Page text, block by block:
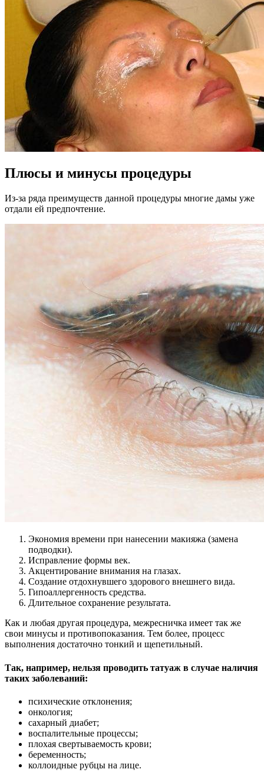
Плюсы и минусы процедуры
Из-за ряда преимуществ данной процедуры многие дамы уже
отдали ей предпочтение.
Экономия времени при нанесении макияжа (замена
подводки).
Исправление формы век.
Акцентирование внимания на глазах.
Создание отдохнувшего здорового внешнего вида.
Гипоаллергенность средства.
Длительное сохранение результата.
Как и любая другая процедура, межресничка имеет так же
свои минусы и противопоказания. Тем более, процесс
выполнения достаточно тонкий и щепетильный.
Так, например, нельзя проводить татуаж в случае наличия
таких заболеваний:
психические отклонения;
онкология;
сахарный диабет;
воспалительные процессы;
плохая свертываемость крови;
беременность;
коллоидные рубцы на лице.